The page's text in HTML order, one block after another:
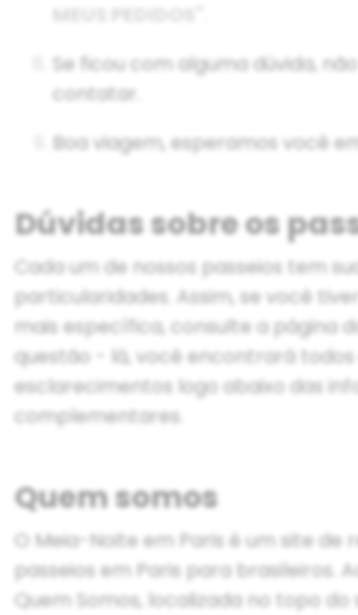
MEUS PEDIDOS"
Se ficou com alguma dúvida,
contatar.
Boa viagem, esperamos você
Dúvidas sobre os
Cada um de nossos passeios tem
particularidades. Assim, se você
mais específica, consulte a página
questão - lá, você encontrará todos
esclarecimentos logo abaixo das
complementares.
Quem somos
O Meia-Noite em Paris é um site de
passeios em Paris para brasileiros.
Quem Somos, localizada no topo do